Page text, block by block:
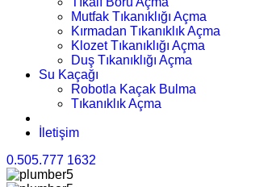
Mutfak Tıkanıklığı Açma
Kırmadan Tıkanıklık Açma
Klozet Tıkanıklığı Açma
Duş Tıkanıklığı Açma
Su Kaçağı
Robotla Kaçak Bulma
Tıkanıklık Açma
İletişim
0.505.777 1632